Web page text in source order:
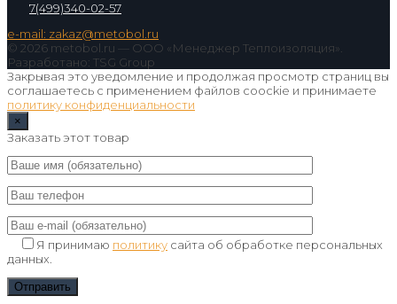
7(499)340-02-57
e-mail: zakaz@metobol.ru
© 2026 metobol.ru — ООО «Менеджер Теплоизоляция».
Разработано: TSG Group
Закрывая это уведомление и продолжая просмотр страниц вы
соглашаетесь с применением файлов coockie и принимаете
политику конфиденциальности
×
Заказать этот товар
Я принимаю политику сайта об обработке персональных
данных.